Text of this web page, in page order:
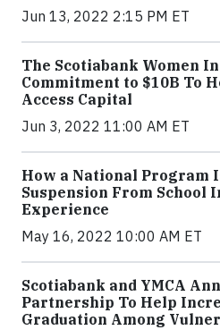
Jun 13, 2022 2:15 PM ET
The Scotiabank Women
Commitment to $10B To
Access Capital
Jun 3, 2022 11:00 AM ET
How a National Program
Suspension From School
Experience
May 16, 2022 10:00 AM ET
Scotiabank and YMCA
Partnership To Help
Graduation Among